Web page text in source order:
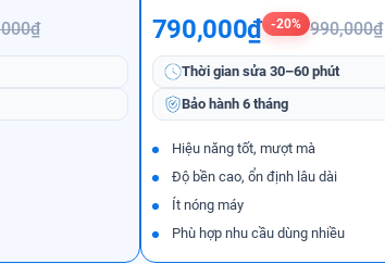
790,000₫ -20% 990,000₫
Thời gian sửa 30–60 phút
Bảo hành 6 tháng
Hiệu năng tốt, mượt mà
Độ bền cao, ổn định lâu dài
Ít nóng máy
Phù hợp nhu cầu dùng nhiều